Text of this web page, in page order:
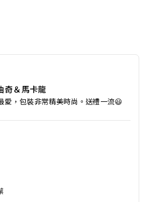
奇＆馬卡龍
愛，包裝非常精美時尚。送禮一流😃